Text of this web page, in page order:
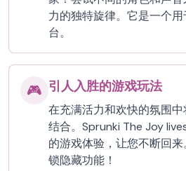
力的独特旋律。它是一个
台。
🎮 引人入胜的游戏玩法
在充满活力和欢快的氛围
结合。Sprunki The Joy
的游戏体验，让您不断回
锁隐藏功能！